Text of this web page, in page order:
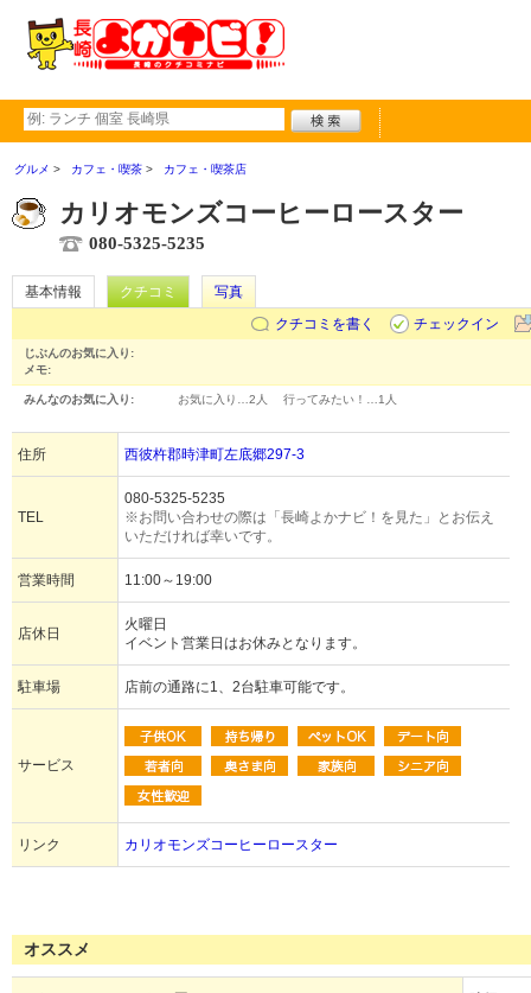
グルメ カフェ・喫茶 カフェ・喫茶店
カリオモンズコーヒーロースター
080-5325-5235
基本情報 クチコミ
写真
クチコミを書く
チェックイン
じぶんのお気に入り:
メモ:
みんなのお気に入り: お気に入り… 2人 行ってみたい！… 1人
住所 西彼杵郡時津町左底郷297-3
TEL
080-5325-5235
※お問い合わせの際は「長崎よかナビ！を見た」とお伝え
いただければ幸いです。
営業時間 11:00～19:00
店休日
火曜日
イベント営業日はお休みとなります。
駐車場 店前の通路に1、2台駐車可能です。
サービス
リンク カリオモンズコーヒーロースター
オススメ